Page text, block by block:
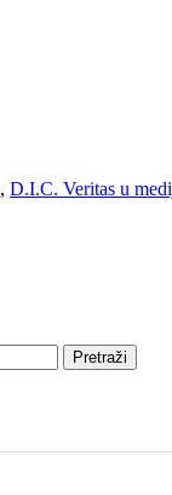
, D.I.C. Veritas u